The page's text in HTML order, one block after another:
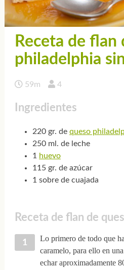
Receta de flan
philadelphia
59m 4
Ingredientes
220 gr. de queso
250 ml. de leche
1
huevo
115 gr. de azúcar
1 sobre de cuajada
Receta de flan de
Lo primero de todo que
caramelo, para ello en
echar aproximadamente